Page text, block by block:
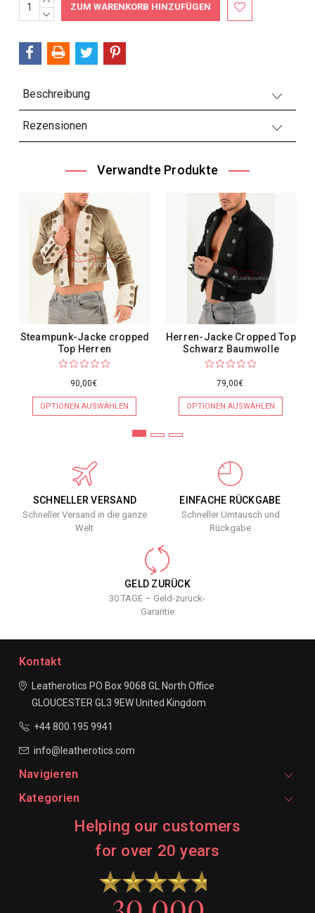
Bestand:ERHÖHEN:
MENGE
Beschreibung
Rezensionen
Verwandte Produkte
Steampunk-Jacke cropped
Top Herren
90,00€
OPTIONEN AUSWÄHLEN
Herren-Jacke Cropped Top
Schwarz Baumwolle
79,00€
OPTIONEN AUSWÄHLEN
SCHNELLER VERSAND
Schneller Versand in die ganze
Welt
EINFACHE RÜCKGABE
Schneller Umtausch und
Rückgabe
GELD ZURÜCK
30 TAGE – Geld-zurück-
Garantie
Kontakt
Leatherotics PO Box 9068 GL North Office
GLOUCESTERGL3 9EWUnited Kingdom
+44 800 195 9941
info@leatherotics.com
Navigieren
Kategorien
Helping our customers
for over 20 years